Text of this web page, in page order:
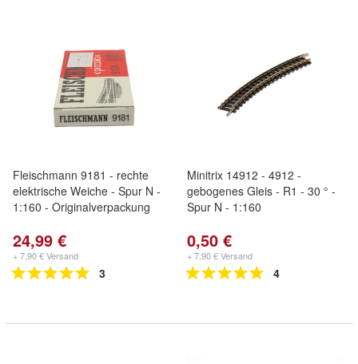
Fleischmann 9181 - rechte
elektrische Weiche - Spur N -
1:160 - Originalverpackung
24,99 €
+ 7,90 € Versand
3
Minitrix 14912 - 4912 -
gebogenes Gleis - R1 - 30 ° -
Spur N - 1:160
0,50 €
+ 7,90 € Versand
4